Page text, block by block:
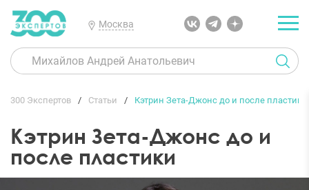
Москва
300 Экспертов Статьи Кэтрин Зета-Джонс до и после пластики
Кэтрин Зета-Джонс до и
после пластики